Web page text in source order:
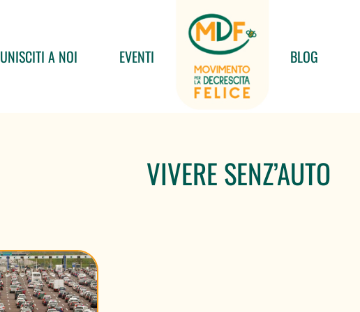
UNISCITI A NOI EVENTI BLOG
VIVERE SENZ’AUTO